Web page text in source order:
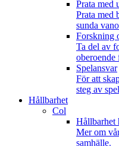
Prata med
Prata med
sunda
Forskning
Ta del av
oberoende
Spelansvar
För att
steg av
Hållbarhet
Col
Hållbarhet
Mer om
samhälle.